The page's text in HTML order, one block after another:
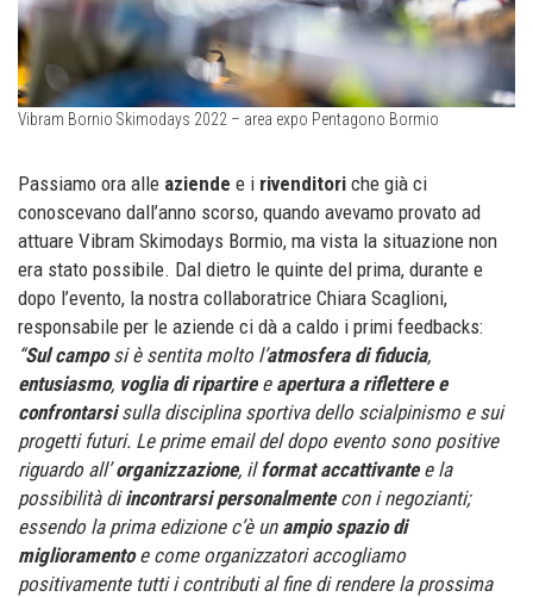
Vibram Bornio Skimodays 2022 – area expo Pentagono Bormio
Passiamo ora alle aziende e i rivenditori che già ci
conoscevano dall’anno scorso, quando avevamo provato ad
attuare Vibram Skimodays Bormio, ma vista la situazione non
era stato possibile. Dal dietro le quinte del prima, durante e
dopo l’evento, la nostra collaboratrice Chiara Scaglioni,
responsabile per le aziende ci dà a caldo i primi feedbacks:
“Sul camposi è sentita molto l’atmosfera di fiducia,
entusiasmo, voglia di ripartiree apertura a riflettere e
confrontarsisulla disciplina sportiva dello scialpinismo e sui
progetti futuri. Le prime email del dopo evento sono positive
riguardo all’organizzazione, ilformataccattivantee la
possibilità diincontrarsi personalmentecon i negozianti;
essendo la prima edizione c’è unampio spazio di
miglioramentoe come organizzatori accogliamo
positivamente tutti i contributi al fine di rendere la prossima